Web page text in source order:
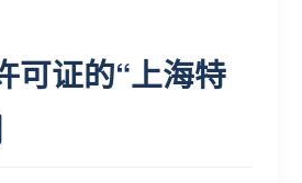
可证的“上海特